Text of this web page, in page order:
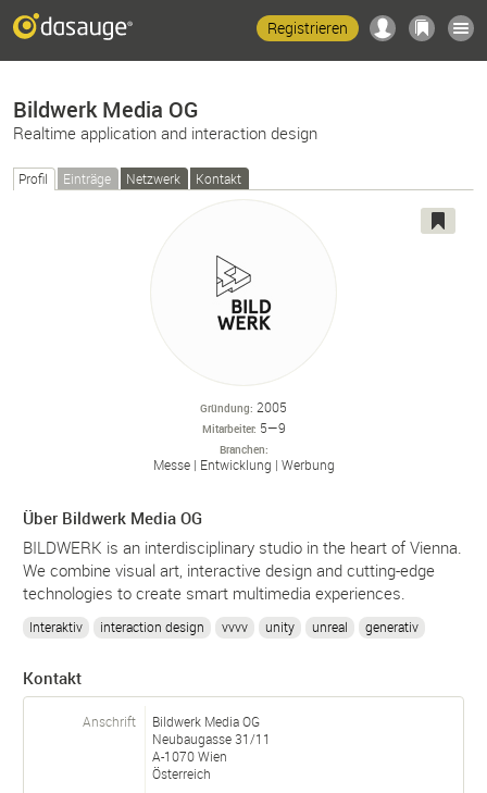
Registrieren
Bildwerk Media OG
Realtime application and interaction design
Profil Einträge Netzwerk Kontakt
Gründung 2005
Mitarbeiter 5—9
Branchen
Messe Entwicklung Werbung
Über Bildwerk Media OG
BILDWERK is an interdisciplinary studio in the heart of Vienna.
We combine visual art, interactive design and cutting-edge
technologies to create smart multimedia experiences.
Interaktiv interaction design vvvv unity unreal generativ
Kontakt
Anschrift
Bildwerk Media OG
Neubaugasse 31/11
A-1070Wien
Österreich